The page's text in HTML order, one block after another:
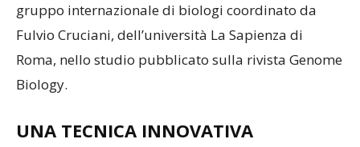
gruppo internazionale di biologi coordinato da
Fulvio Cruciani, dell’università La Sapienza di
Roma, nello studio pubblicato sulla rivista Genome
Biology.
UNA TECNICA INNOVATIVA